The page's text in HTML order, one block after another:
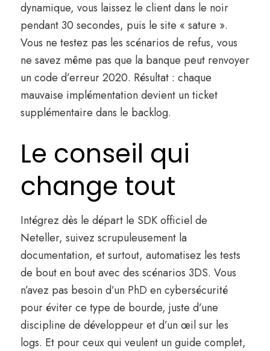
dynamique, vous laissez le client dans le noir
pendant 30 secondes, puis le site « sature ».
Vous ne testez pas les scénarios de refus, vous
ne savez même pas que la banque peut renvoyer
un code d’erreur 2020. Résultat : chaque
mauvaise implémentation devient un ticket
supplémentaire dans le backlog.
Le conseil qui
change tout
Intégrez dès le départ le SDK officiel de
Neteller, suivez scrupuleusement la
documentation, et surtout, automatisez les tests
de bout en bout avec des scénarios 3DS. Vous
n’avez pas besoin d’un PhD en cybersécurité
pour éviter ce type de bourde, juste d’une
discipline de développeur et d’un œil sur les
logs. Et pour ceux qui veulent un guide complet,